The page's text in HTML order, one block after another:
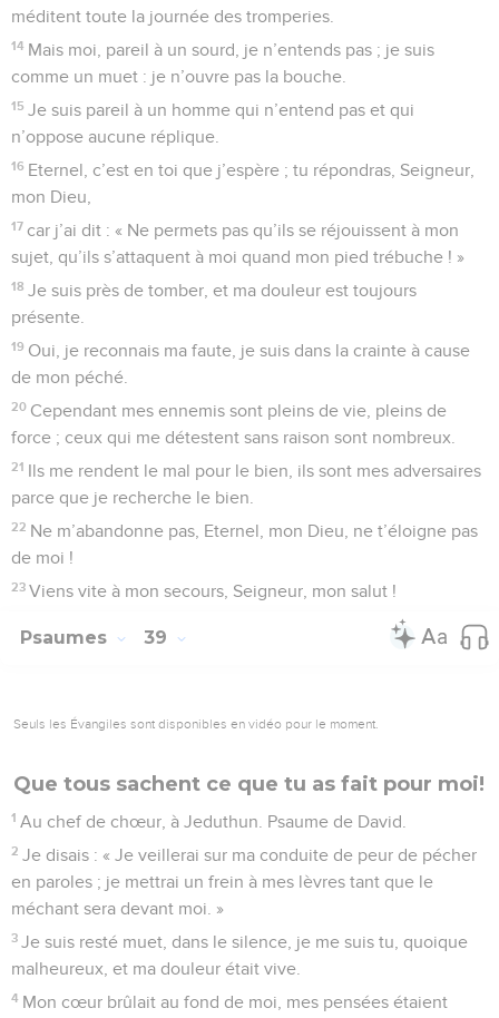
méditent toute la journée des tromperies.
14 Mais moi, pareil à un sourd, je n’entends pas ; je suis
comme un muet : je n’ouvre pas la bouche.
15 Je suis pareil à un homme qui n’entend pas et qui
n’oppose aucune réplique.
16 Eternel, c’est en toi que j’espère ; tu répondras, Seigneur,
mon Dieu,
17 car j’ai dit : « Ne permets pas qu’ils se réjouissent à mon
sujet, qu’ils s’attaquent à moi quand mon pied trébuche ! »
18 Je suis près de tomber, et ma douleur est toujours
présente.
19 Oui, je reconnais ma faute, je suis dans la crainte à cause
de mon péché.
20 Cependant mes ennemis sont pleins de vie, pleins de
force ; ceux qui me détestent sans raison sont nombreux.
21 Ils me rendent le mal pour le bien, ils sont mes adversaires
parce que je recherche le bien.
22 Ne m’abandonne pas, Eternel, mon Dieu, ne t’éloigne pas
de moi !
23 Viens vite à mon secours, Seigneur, mon salut !
Psaumes 39
Seuls les Évangiles sont disponibles en vidéo pour le moment.
Que tous sachent ce que tu as fait pour moi!
1 Au chef de chœur, à Jeduthun. Psaume de David.
2 Je disais : « Je veillerai sur ma conduite de peur de pécher
en paroles ; je mettrai un frein à mes lèvres tant que le
méchant sera devant moi. »
3 Je suis resté muet, dans le silence, je me suis tu, quoique
malheureux, et ma douleur était vive.
4 Mon cœur brûlait au fond de moi, mes pensées étaient